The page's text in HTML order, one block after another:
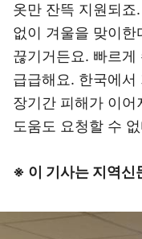
옷만 잔뜩 지원되죠
없이 겨울을 맞이한
끊기거든요. 빠르게
급급해요. 한국에
장기간 피해가 이어
도움도 요청할 수
※ 이 기사는 지역신